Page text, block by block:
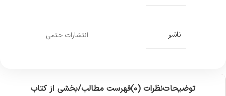
ناشر انتشارات حتمی
توضیحاتنظرات (0) فهرست مطالب/بخشی از کتاب